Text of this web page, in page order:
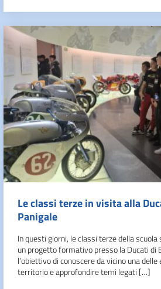
Le classi terze in visita alla
Panigale
In questi giorni, le classi terze della
un progetto formativo presso la Ducati di
l’obiettivo di conoscere da vicino una
territorio e approfondire temi legati […]